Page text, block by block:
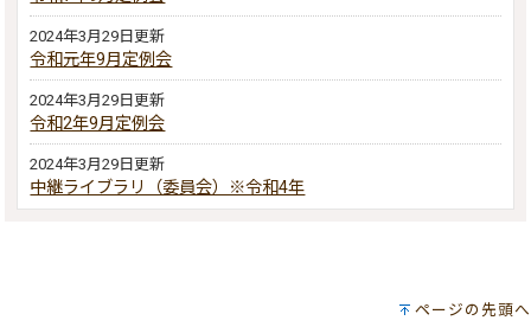
2024年3月29日更新
令和元年9月定例会
2024年3月29日更新
令和2年9月定例会
2024年3月29日更新
中継ライブラリ（委員会）※令和4年
ページの先頭へ